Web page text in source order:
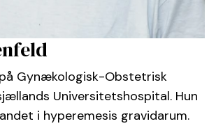
Gynækologisk-Obstetrisk
Universitetshospital. Hun
i hyperemesis gravidarum.